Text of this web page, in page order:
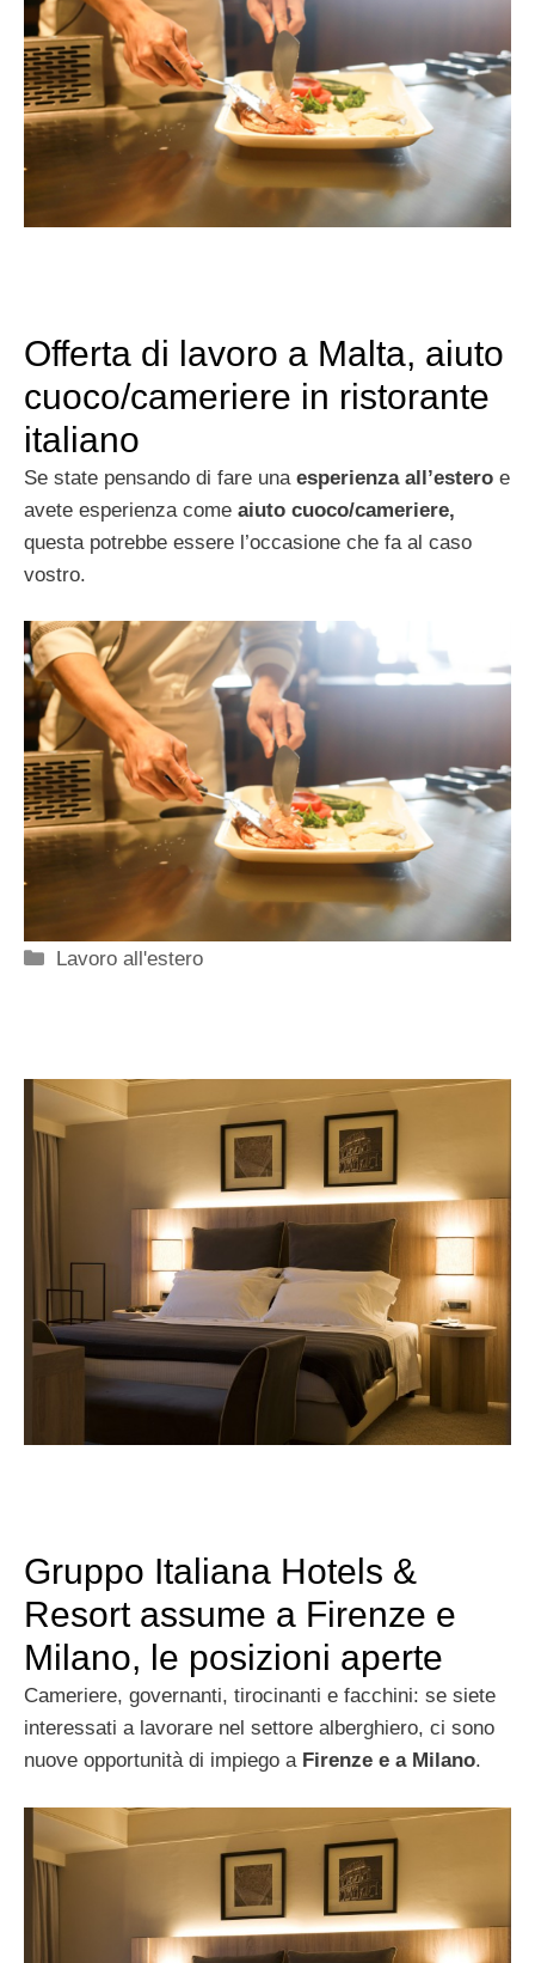
Offerta di lavoro a Malta, aiuto
cuoco/cameriere in ristorante
italiano
Se state pensando di fare una esperienza all’estero e
avete esperienza come aiuto cuoco/cameriere,
questa potrebbe essere l’occasione che fa al caso
vostro.
Categorie
Lavoro all'estero
Gruppo Italiana Hotels &
Resort assume a Firenze e
Milano, le posizioni aperte
Cameriere, governanti, tirocinanti e facchini: se siete
interessati a lavorare nel settore alberghiero, ci sono
nuove opportunità di impiego a Firenze e a Milano.